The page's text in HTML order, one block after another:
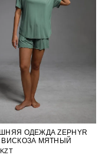
ОДЕЖДА ZEPHYR
ВИСКОЗА МЯТНЫЙ